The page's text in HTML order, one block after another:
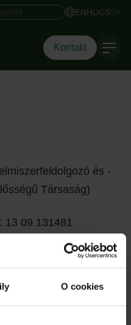
O cookies
ENHUCS
Kontakt
és -
Társaság)
13 09 131481
Cégbírósága)